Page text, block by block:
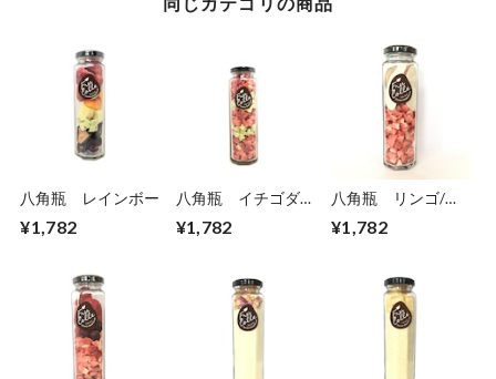
八角瓶 レインボー
¥1,782
八角瓶 イチゴダイ
¥1,782
八角瓶 リンゴ/イ
¥1,782